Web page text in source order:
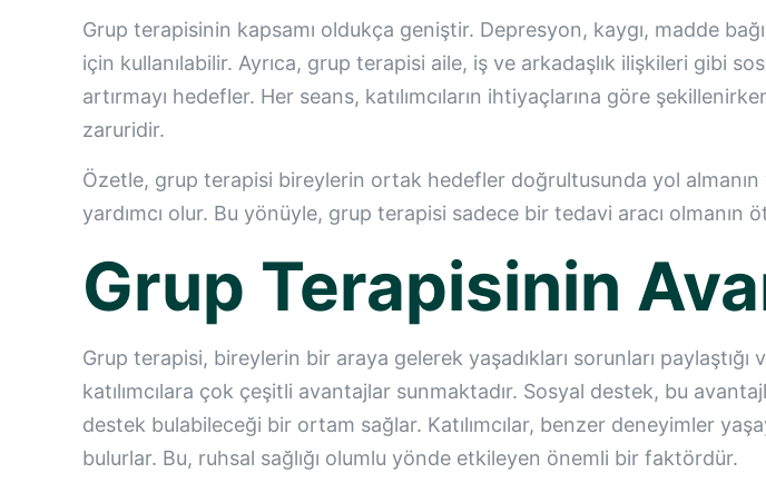
Grup terapisinin kapsamı oldukça geniştir. Depresyon, kaygı, madde
için kullanılabilir. Ayrıca, grup terapisi aile, iş ve arkadaşlık ilişkileri gibi
artırmayı hedefler. Her seans, katılımcıların ihtiyaçlarına göre
zaruridir.
Özetle, grup terapisi bireylerin ortak hedefler doğrultusunda yol
yardımcı olur. Bu yönüyle, grup terapisi sadece bir tedavi aracı olmanın
Grup Terapisinin
Grup terapisi, bireylerin bir araya gelerek yaşadıkları sorunları
katılımcılara çok çeşitli avantajlar sunmaktadır. Sosyal destek, bu
destek bulabileceği bir ortam sağlar. Katılımcılar, benzer deneyimler
bulurlar. Bu, ruhsal sağlığı olumlu yönde etkileyen önemli bir faktördür.